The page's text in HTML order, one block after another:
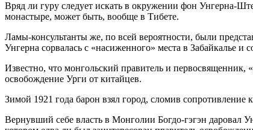
Вряд ли гуру следует искать в окружении фон Унгерна-
монастыре, может быть, вообще в Тибете.
Ламы-консультанты же, по всей вероятности, были
Унгерна сорвалась с «насиженного» места в Забайкалье
Известно, что монгольский правитель и первосвященник,
освобождение Урги от китайцев.
Зимой 1921 года барон взял город, сломив сопротивление
Вернувший себе власть в Монголии Богдо-гэгэн даровал